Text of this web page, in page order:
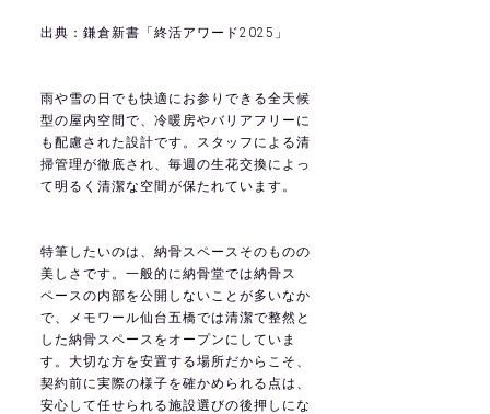
出典：鎌倉新書「終活アワード2025」
雨や雪の日でも快適にお参りできる全天候
型の屋内空間で、冷暖房やバリアフリーに
も配慮された設計です。スタッフによる清
掃管理が徹底され、毎週の生花交換によっ
て明るく清潔な空間が保たれています。
特筆したいのは、納骨スペースそのものの
美しさです。一般的に納骨堂では納骨ス
ペースの内部を公開しないことが多いなか
で、メモワール仙台五橋では清潔で整然と
した納骨スペースをオープンにしていま
す。大切な方を安置する場所だからこそ、
契約前に実際の様子を確かめられる点は、
安心して任せられる施設選びの後押しにな